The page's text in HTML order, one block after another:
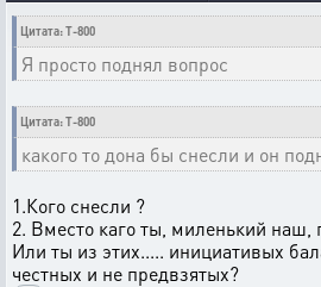
Цитата: T-800
Я просто поднял вопрос
Цитата: T-800
какого то дона бы снесли и он
1.Кого снесли ?
2. Вместо каго ты, миленький наш,
Или ты из этих..... инициативых
честных и не предвзятых?